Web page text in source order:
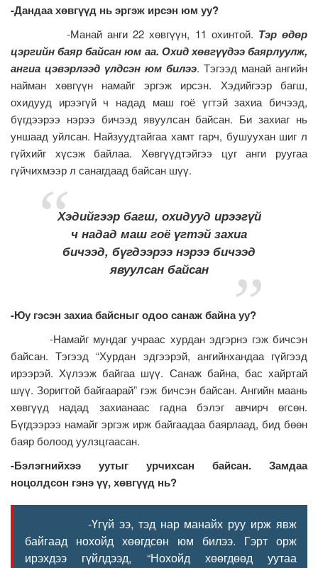
-Дандаахөвгүүд ньэргэж ирсэн юм уу?
-Манай анги 22 хөвгүүн, 11 охинтой. Тэр өдөр
цэргийн баяр байсан юм аа. Охид хөвгүүдээ баярлуулж,
ангиа цэвэрлээд үлдсэн юм билээ. Тэгээд манай ангийн
найман хөвгүүн намайг эргэж ирсэн. Хэдийгээр багш,
охидууд ирээгүй ч надад маш гоё үгтэй захиа бичээд,
бүгдээрээ нэрээ бичээд явуулсан байсан. Би захиаг нь
уншаад уйлсан. Найзуудтайгаа хамт гарч, бушуухан шиг л
гүйхийг хүсэж байлаа. Хөвгүүдтэйгээ цуг анги руугаа
гүйчихмээр л санагдаад байсан шүү.
Хэдийгээр багш, охидууд ирээгүй
ч надад маш гоё үгтэй захиа
бичээд, бүгдээрээ нэрээ бичээд
явуулсан байсан
-Юу гэсэн захиабайсныгодоосанажбайнауу?
-Намайг мундаг учраас хурдан эдгэрнэ гэж бичсэн
байсан. Тэгээд “Хурдан эдгээрэй, ангийнхандаа гүйгээд
ирээрэй. Хүлээж байгаа шүү. Санаж байна, бас хайртай
шүү. Зоригтой байгаарай” гэж бичсэн байсан. Ангийн маань
хөвгүүд надад захианаас гадна бэлэг авчирч өгсөн.
Бүгдээрээ намайг эргэж ирж байгаадаа баярлаад, бид бөөн
баяр болоод уулзцгаасан.
-Бэлэгнийхээ уутыг урчихсан байсан. Замдаа
ноцолдсон гэнэүү,хөвгүүд нь?
-Үгүй ээ, тэд нар манайх руу ирж явж
байгаад нохойд хөөгдсөн юм билээ. Гэрт орж
ирэхдээ гүйлдээд, “Нохойд хөөгдөөд уутаа